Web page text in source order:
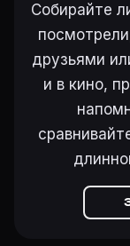
Как добавить
Откройте
Как
На карточке
Ещё на
Интересные
Другие
Собирайте
друзьями
и в кино,